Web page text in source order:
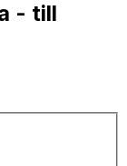
- till